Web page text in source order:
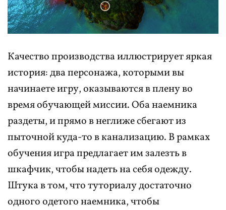
Качество производства иллюстрирует яркая
история: два персонажа, которыми вы
начинаете игру, оказываются в плену во
время обучающей миссии. Оба наемника
раздеты, и прямо в неглиже сбегают из
пыточной куда-то в канализацию. В рамках
обучения игра предлагает им залезть в
шкафчик, чтобы надеть на себя одежду.
Штука в том, что туториалу достаточно
одного одетого наемника, чтобы